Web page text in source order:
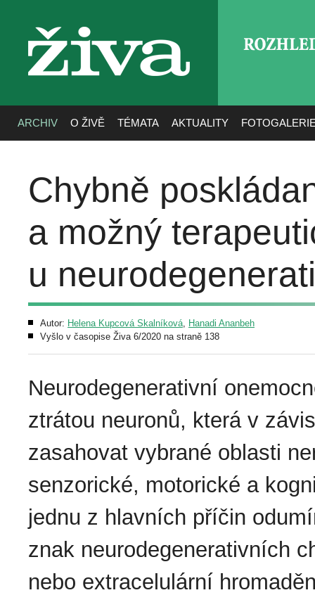
živa
ARCHIV O ŽIVĚ TÉMATA AKTUALITY
Chybně
a možný
u
Autor: Helena Kupcová Skalníková, Hanadi Ananbeh
Vyšlo v časopise Živa 6/2020 na straně 138
Neurodegenerativní
ztrátou neuronů, která v
zasahovat vybrané oblasti
senzorické, motorické a
jednu z hlavních příčin
znak neurodegenerativních
nebo extracelulární